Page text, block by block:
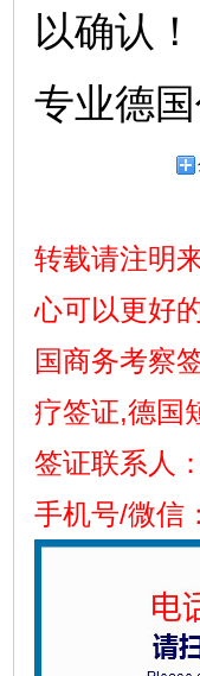
以确认！
专业德
转载请注明
心可以更好
国商务考察
疗签证,德国
签证联系人
手机号/微信